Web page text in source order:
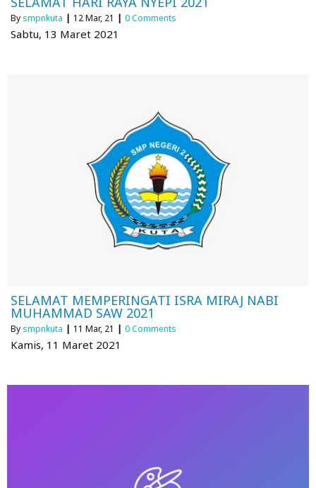
By smpnkuta | 12Mar, 21 | 0 Comments
Sabtu, 13 Maret 2021
SELAMAT MEMPERINGATI ISRA MIRAJ NABI
MUHAMMAD SAW 2021
By smpnkuta | 11 Mar, 21 | 0 Comments
Kamis, 11 Maret 2021